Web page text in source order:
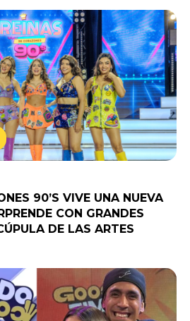
90’S VIVE UNA NUEVA
CON GRANDES
DE LAS ARTES